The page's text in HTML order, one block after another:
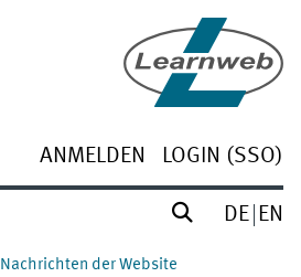
ANMELDEN LOGIN (SSO)
DE EN
Nachrichten der Website